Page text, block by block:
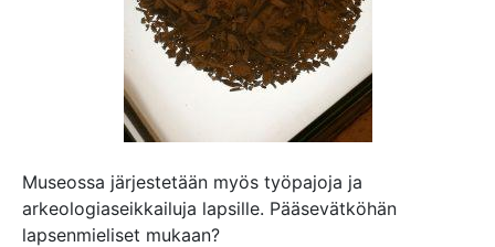
Museossa järjestetään myös työpajoja ja
arkeologiaseikkailuja lapsille. Pääsevätköhän
lapsenmieliset mukaan?